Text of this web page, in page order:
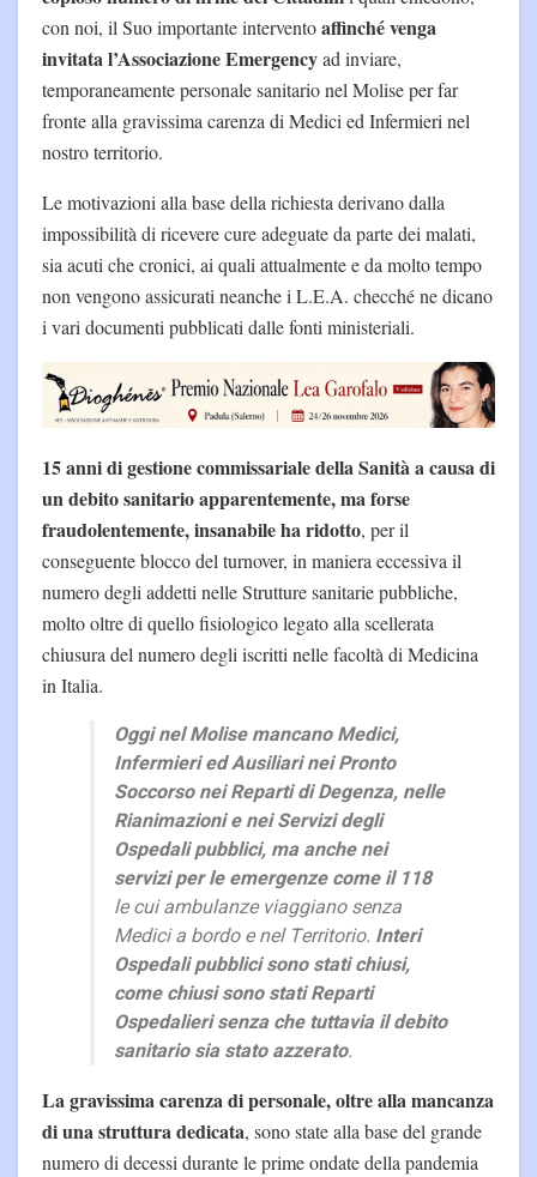
con noi, il Suo importante interventoaffinché venga
invitata l’Associazione Emergencyad inviare,
temporaneamente personale sanitario nel Molise per far
fronte alla gravissima carenza di Medici ed Infermieri nel
nostro territorio.
Le motivazioni alla base della richiesta derivano dalla
impossibilità di ricevere cure adeguate da parte dei malati,
sia acuti che cronici, ai quali attualmente e da molto tempo
non vengono assicurati neanche i L.E.A. checché ne dicano
i vari documenti pubblicati dalle fonti ministeriali.
15 anni di gestione commissariale della Sanità a causa di
un debito sanitario apparentemente, ma forse
fraudolentemente, insanabile ha ridotto, per il
conseguente blocco del turnover, in maniera eccessiva il
numero degli addetti nelle Strutture sanitarie pubbliche,
molto oltre di quello fisiologico legato alla scellerata
chiusura del numero degli iscritti nelle facoltà di Medicina
in Italia.
Oggi nel Molise mancano Medici,
Infermieri ed Ausiliari nei Pronto
Soccorso nei Reparti di Degenza, nelle
Rianimazioni e nei Servizi degli
Ospedali pubblici, ma anche nei
servizi per le emergenze come il 118
le cui ambulanze viaggiano senza
Medici a bordo e nel Territorio. Interi
Ospedali pubblici sono stati chiusi,
come chiusi sono stati Reparti
Ospedalieri senza che tuttavia il debito
sanitario sia stato azzerato.
La gravissima carenza di personale, oltre alla mancanza
di una struttura dedicata, sono state alla base del grande
numero di decessi durante le prime ondate della pandemia